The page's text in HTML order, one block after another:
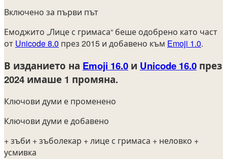
Включено за първи път
Емоджито „Лице с гримаса“ беше одобрено като част
от Unicode 8.0 през 2015 и добавено към Emoji 1.0.
В изданието на Emoji 16.0 и Unicode 16.0 през
2024 имаше 1 промяна.
Ключови думи е променено
Ключови думи е добавено
+ зъби + зъболекар + лице с гримаса + неловко +
усмивка